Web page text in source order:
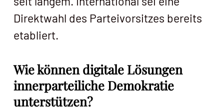
Direktwahl des Parteivorsitzes bereits
etabliert.
Wie können digitale Lösungen
innerparteiliche Demokratie
unterstützen?